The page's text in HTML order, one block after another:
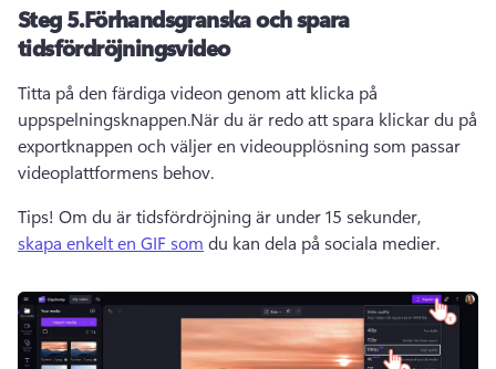
Steg 5.Förhandsgranska och spara
tidsfördröjningsvideo
Titta på den färdiga videon genom att klicka på
uppspelningsknappen.När du är redo att spara klickar du på
exportknappen och väljer en videoupplösning som passar
videoplattformens behov.
Tips! Om du är tidsfördröjning är under 15 sekunder,
skapa enkelt en GIF som du kan dela på sociala medier.